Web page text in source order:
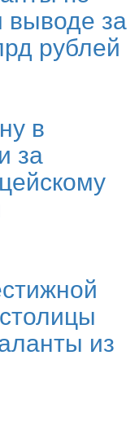
выводе за
рублей
в
за
из